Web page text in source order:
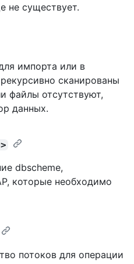
не существует.
импорта или в
сканированы
файлы отсутствуют,
данных.
dbscheme,
которые необходимо
потоков для операции